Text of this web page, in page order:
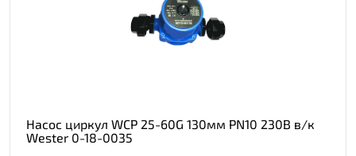
Насос циркул WCP 25-60G 130мм PN10 230В в/к
Wester 0-18-0035